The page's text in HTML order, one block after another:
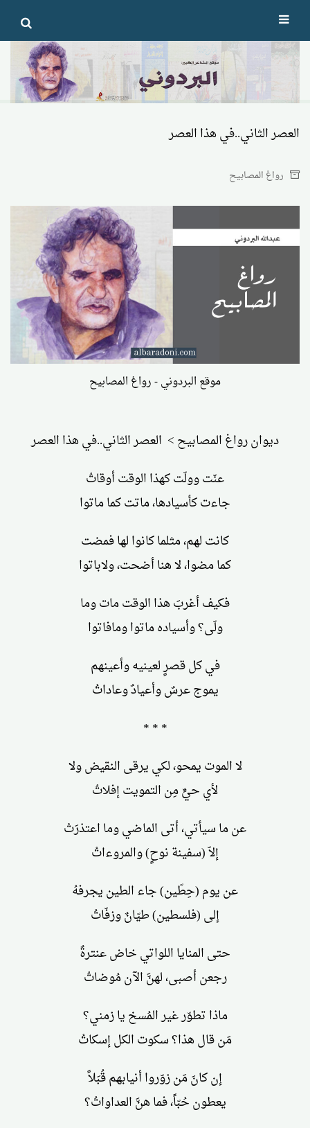
Skip
to
content
العصر الثاني..في هذا العصر
رواغ المصابيح
موقع البردوني - رواغ المصابيح
ديوان رواغ المصابيح > العصر الثاني..في هذا العصر
عنّت وولّت كهذا الوقت أوقاتُ
جاءت كأسيادها، ماتت كما ماتوا
كانت لهم، مثلما كانوا لها فمضت
كما مضوا، لا هنا أضحت، ولاباتوا
فكيف أغربَ هذا الوقت مات وما
ولّى؟ وأسياده ماتوا ومافاتوا
في كل قصرٍ لعينيه وأعينهم
يموج عرسٌ وأعيادٌ وعاداتُ
* * *
لا الموت يمحو، لكي يرقى النقيض ولا
لأي حيٍّ مِن التمويت إفلاتُ
عن ما سيأتي، أتى الماضي وما اعتذرَتْ
إلاّ (سفينة نوحٍ) والمروءاتُ
عن يوم (حِطّين) جاء الطين يجرفهُ
إلى (فلسطين) طيّانٌ وزفّاتُ
حتى المنايا اللواتي خاض عنترةٌ
رجعن أصبى، لهنَّ الآن مُوضاتُ
ماذا تطوّر غير المُسخ يا زمني؟
مَن قال هذا؟ سكوت الكل إسكاتُ
إن كانَ مَن زوّروا أنيابهم قُبَلاً
يعطون حُبّاً، فما هنَّ العداواتُ؟